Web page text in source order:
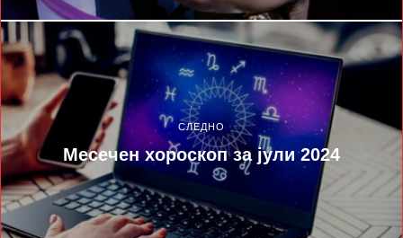
СЛЕДНО
Месечен хороскоп за јули 2024